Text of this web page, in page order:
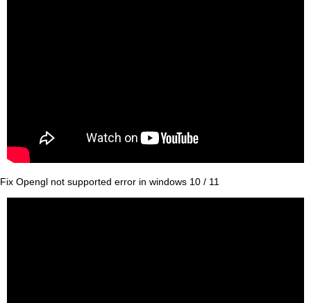
Fix Opengl not supported error in windows 10 / 11